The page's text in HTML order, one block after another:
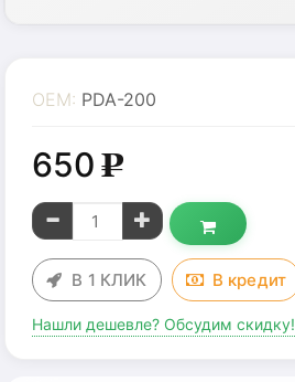
OEM: PDA-200
650g
В 1 КЛИК В кредит
Нашли дешевле? Обсудим скидку!